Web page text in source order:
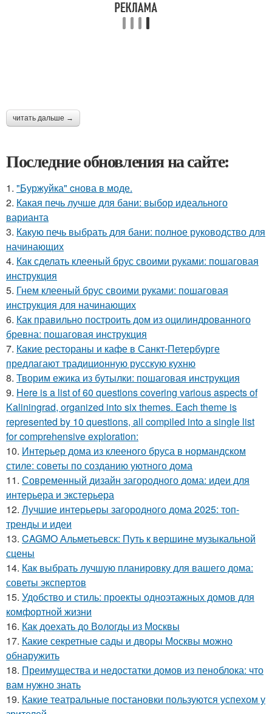
читать дальше →
Последние обновления на сайте:
1. "Буржуйка" cнова в моде.
2. Какая печь лучше для бани: выбор идеального
варианта
3. Какую печь выбрать для бани: полное руководство для
начинающих
4. Как сделать клееный брус своими руками: пошаговая
инструкция
5. Гнем клееный брус своими руками: пошаговая
инструкция для начинающих
6. Как правильно построить дом из оцилиндрованного
бревна: пошаговая инструкция
7. Какие рестораны и кафе в Санкт-Петербурге
предлагают традиционную русскую кухню
8. Творим ежика из бутылки: пошаговая инструкция
9. Here is a list of 60 questions covering various aspects of
Kaliningrad, organized into six themes. Each theme is
represented by 10 questions, all compiled into a single list
for comprehensive exploration:
10. Интерьер дома из клееного бруса в нормандском
стиле: советы по созданию уютного дома
11. Современный дизайн загородного дома: идеи для
интерьера и экстерьера
12. Лучшие интерьеры загородного дома 2025: топ-
тренды и идеи
13. CAGMO Альметьевск: Путь к вершине музыкальной
сцены
14. Как выбрать лучшую планировку для вашего дома:
советы экспертов
15. Удобство и стиль: проекты одноэтажных домов для
комфортной жизни
16. Как доехать до Вологды из Москвы
17. Какие секретные сады и дворы Москвы можно
обнаружить
18. Преимущества и недостатки домов из пеноблока: что
вам нужно знать
19. Какие театральные постановки пользуются успехом у